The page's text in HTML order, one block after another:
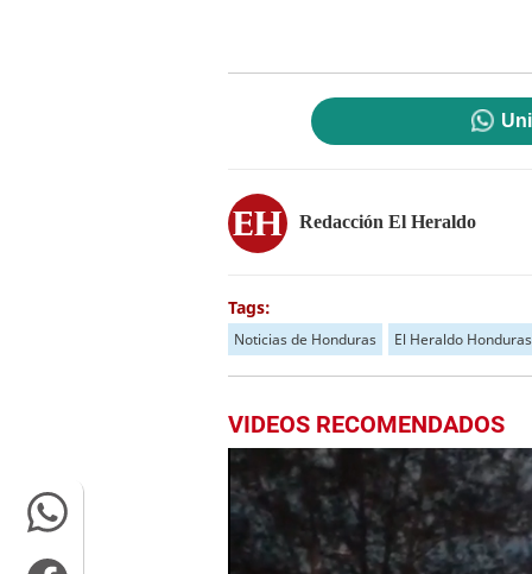
Redacción El Heraldo
Tags:
Noticias de Honduras El Heraldo Honduras
VIDEOS RECOMENDADOS